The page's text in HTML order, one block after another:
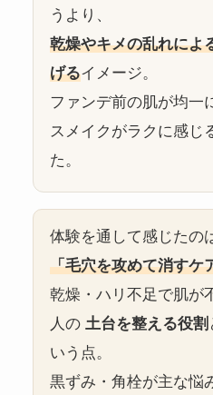
うより、
乾燥やキメの乱れによ
げるイメージ。
ファンデ前の肌が均一
スメイクがラクに感じ
た。
体験を通して感じたの
「毛穴を攻めて消すケ
乾燥・ハリ不足で肌が
人の 土台を整える役割
いう点。
黒ずみ・角栓が主な悩